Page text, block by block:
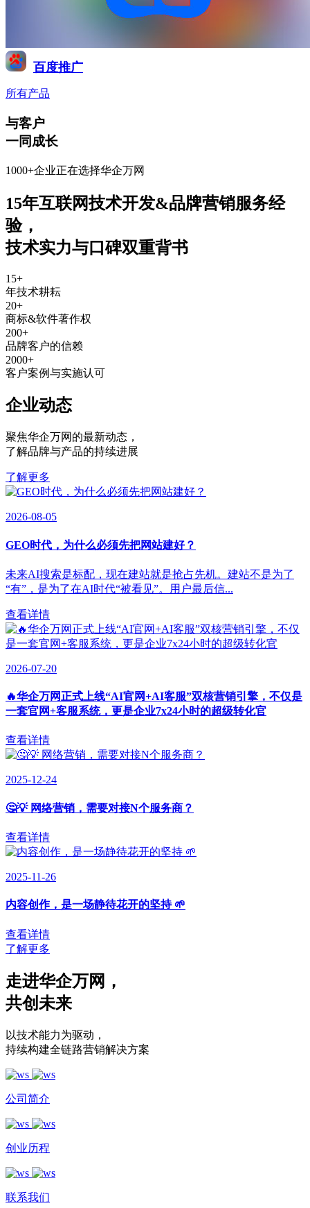
百度推广
所有产品
与客户
一同成长
1000+企业正在选择华企万网
15年互联网技术开发&品牌营销服务经
验，
技术实力与口碑双重背书
15+
年技术耕耘
20+
商标&软件著作权
200+
品牌客户的信赖
2000+
客户案例与实施认可
企业动态
聚焦华企万网的最新动态 ，
了解品牌与产品的持续进展
了解更多
2026-08-05
GEO时代，为什么必须先把网站建好？
未来AI搜索是标配，现在建站就是抢占先机。建站不是为了
“有”，是为了在AI时代“被看见”。用户最后信...
查看详情
2026-07-20
🔥华企万网正式上线“AI官网+AI客服”双核营销引擎，不仅是
一套官网+客服系统，更是企业7x24小时的超级转化官
查看详情
2025-12-24
🤔💡 网络营销，需要对接N个服务商？
查看详情
2025-11-26
内容创作，是一场静待花开的坚持 🌱
查看详情
了解更多
走进华企万网 ，
共创未来
以技术能力为驱动 ，
持续构建全链路营销解决方案
公司简介
创业历程
联系我们